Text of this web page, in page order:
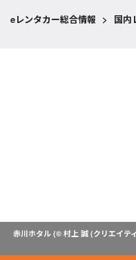
eレンタカー総合情報 > 国内
赤川ホタル (© 村上 誠 (クリエイテ